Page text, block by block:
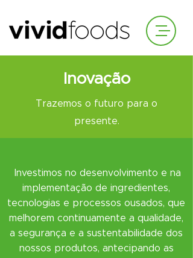
Inovação
Trazemos o futuro para o
presente.
Investimos no desenvolvimento e na
implementação de ingredientes,
tecnologias e processos ousados, que
melhorem continuamente a qualidade,
a segurança e a sustentabilidade dos
nossos produtos, antecipando as